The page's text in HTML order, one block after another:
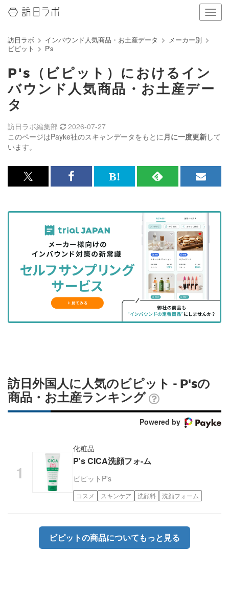
ナ
ビ
の
り
る
訪日ラボ インバウンド人気商品・お土産データ
メーカー別
ビピット
P's
P's（ビピット）におけるイン
バウンド人気商品・お土産デー
タ
このページはPayke社のスキャンデータをもとに月に一度更新して
います。
訪日ラボ編集部 2026-07-27
x<br>
記
を
シ
ェ
る
Facebook<br>
記
事
を
シ
ェ
ア
す
る
は
な
ッ
ク
マ
に
RSS
記
事
を
購
読
す
る
メ
マ
ガ
登
録
す
る
訪日外国人に人気のビピット - P'sの
商品・お土産ランキング
Powered by
化粧品
P's CICA洗顔フォ-ム
ビピット P's
コスメ スキンケア 洗顔料 洗顔フォーム
ビピットの商品についてもっと見る